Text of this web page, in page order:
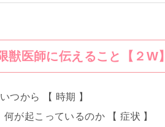
獣医師に伝えること【２W】
つから 【 時期 】
が起こっているのか 【 症状 】